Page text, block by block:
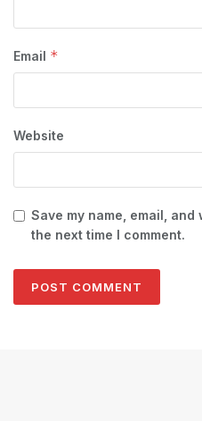
Email *
Website
Save my name, email,
the next time I comment.